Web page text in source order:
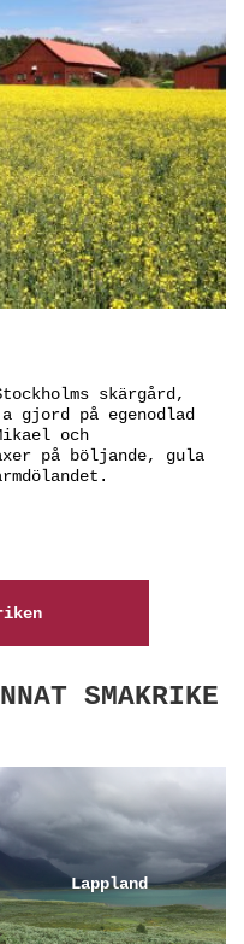
skärgård,
gjord på egenodlad
och
på böljande, gula
SMAKRIKE
Lappland